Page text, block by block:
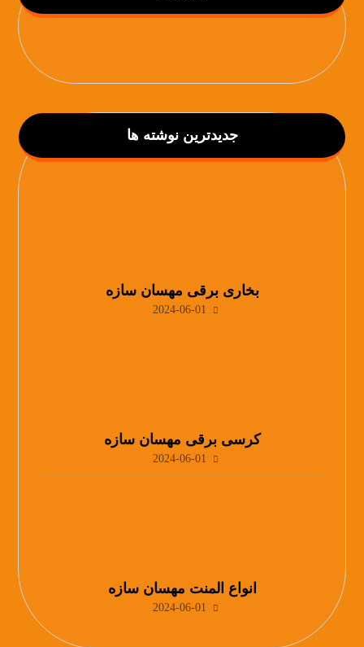
جدیدترین نوشته ها
بخاری برقی مهسان سازه
2024-06-01
کرسی برقی مهسان سازه
2024-06-01
انواع المنت مهسان سازه
2024-06-01